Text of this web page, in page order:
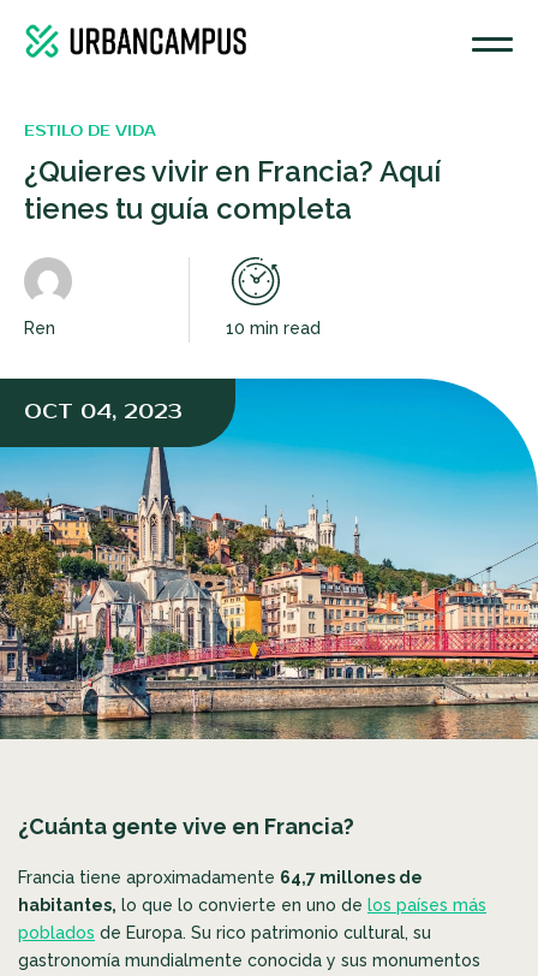
OCT 04, 2023
ESTILO DE VIDA
¿Quieres vivir en Francia? Aquí
tienes tu guía completa
Ren 10 min read
¿Cuánta gente vive en Francia?
Francia tiene aproximadamente 64,7 millones de
habitantes, lo que lo convierte en uno de los países más
poblados de Europa. Su rico patrimonio cultural, su
gastronomía mundialmente conocida y sus monumentos